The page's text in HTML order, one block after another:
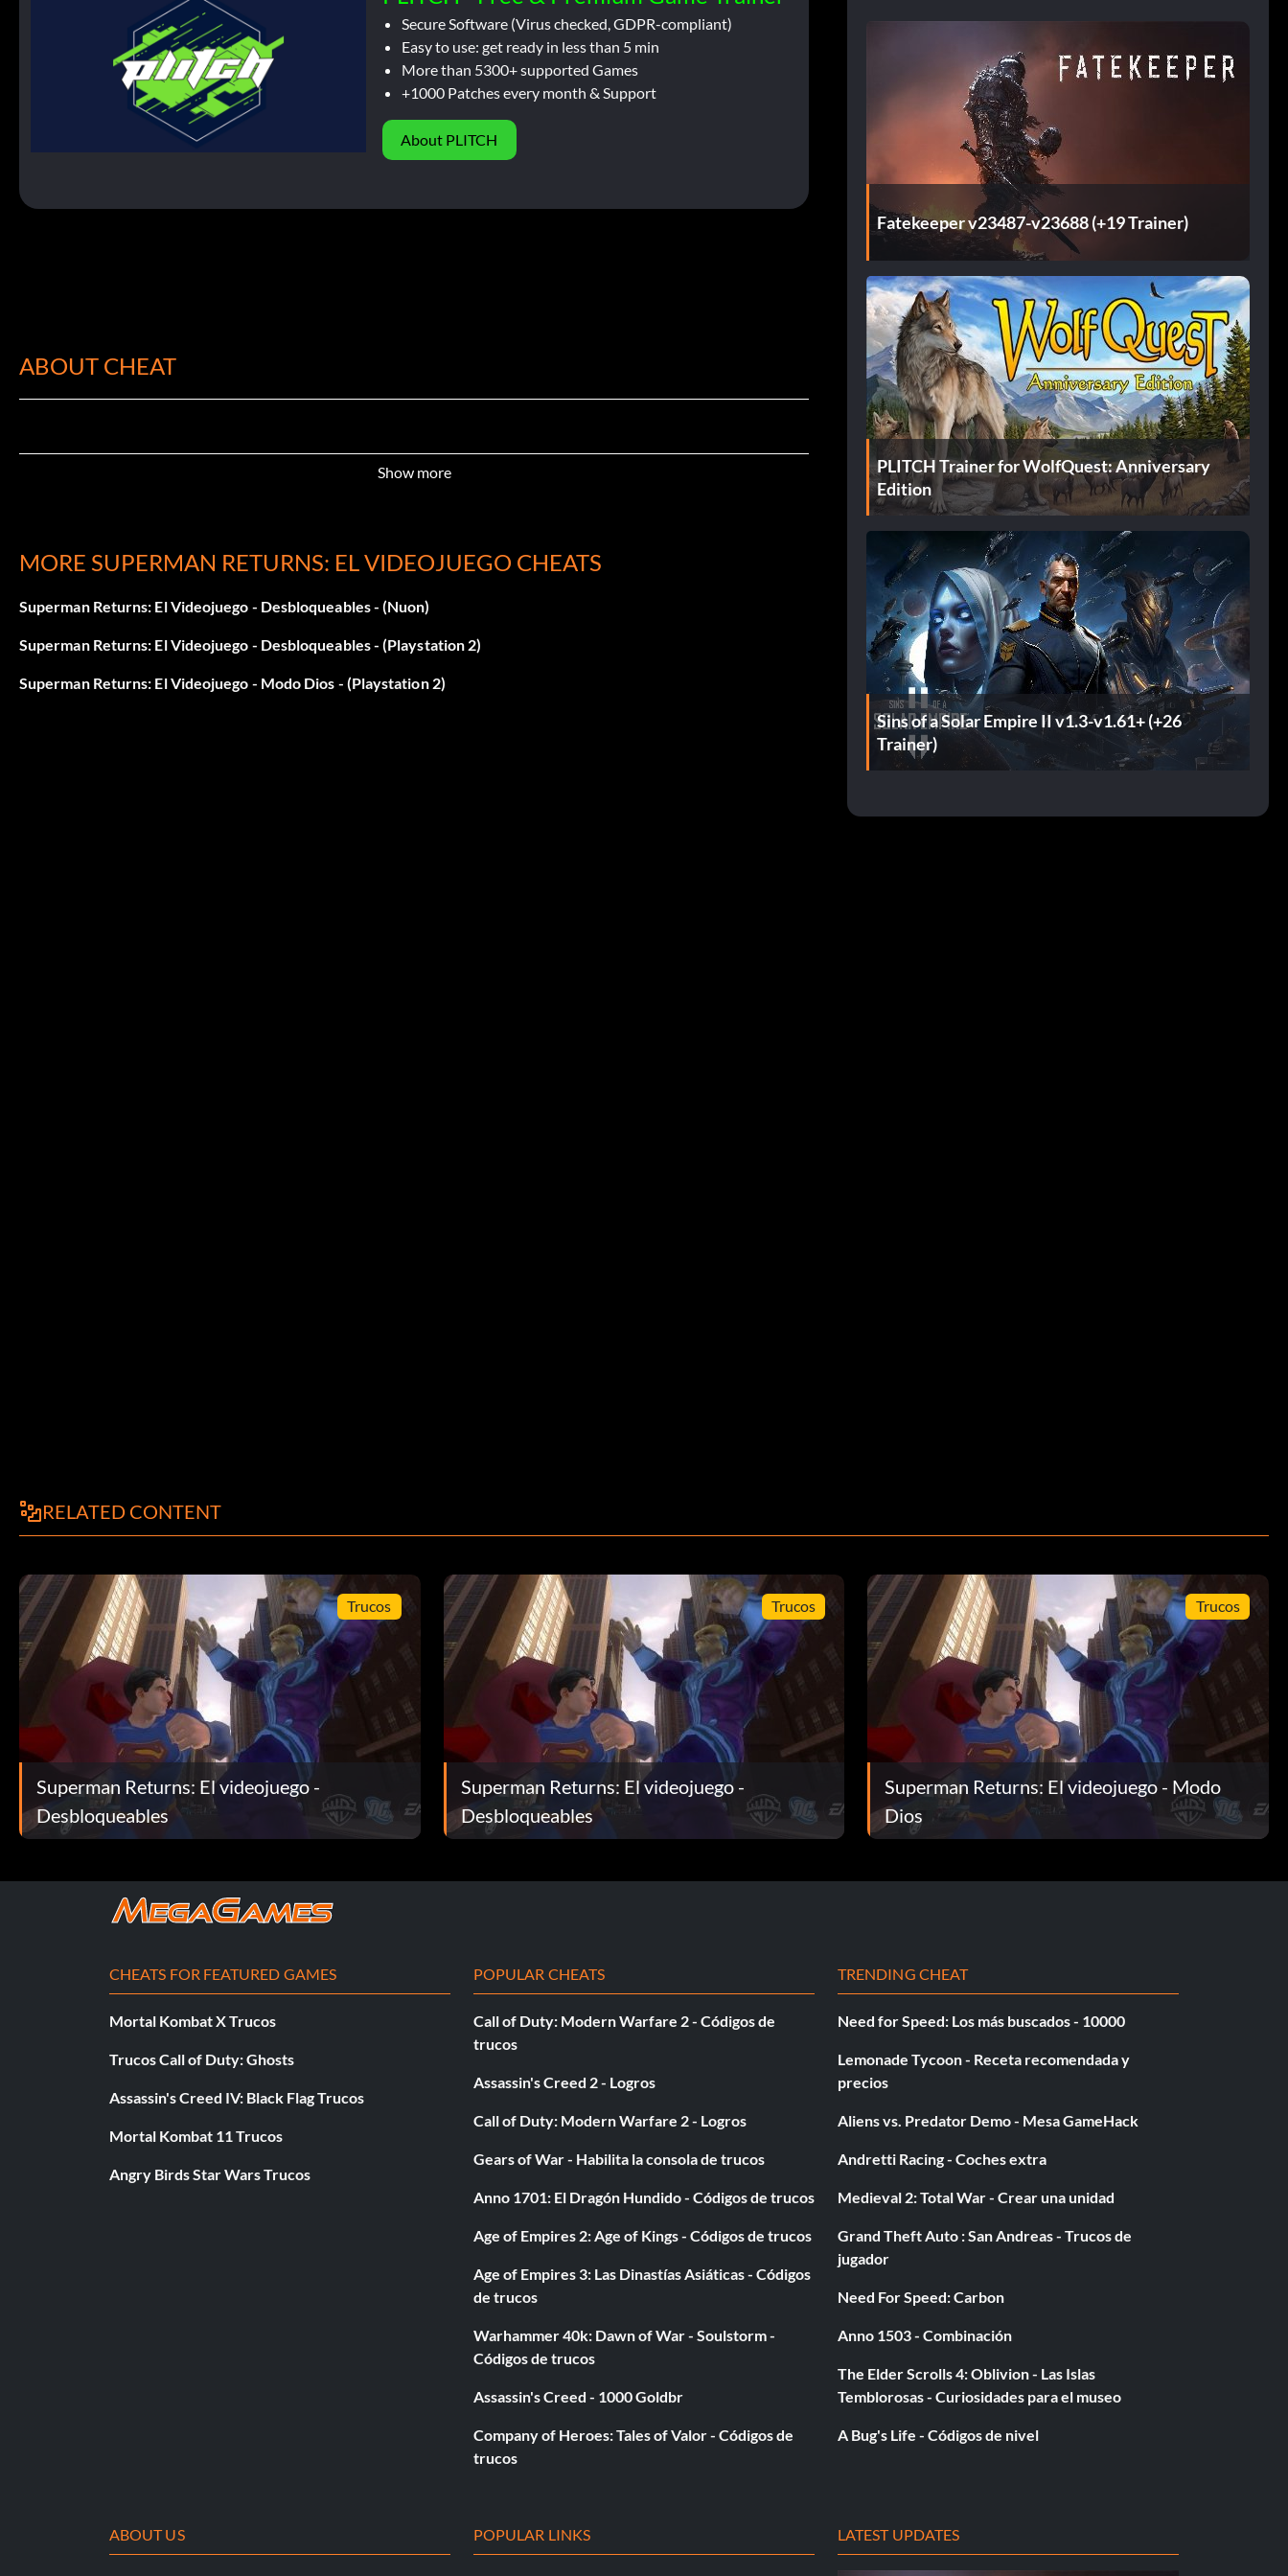
Secure Software (Virus checked, GDPR-compliant)
Easy to use: get ready in less than 5 min
More than 5300+ supported Games
+1000 Patches every month & Support
About PLITCH
ABOUT CHEAT
Show more
MORE SUPERMAN RETURNS: EL VIDEOJUEGO CHEATS
Superman Returns: El Videojuego - Desbloqueables - (Nuon)
Superman Returns: El Videojuego - Desbloqueables - (Playstation 2)
Superman Returns: El Videojuego - Modo Dios - (Playstation 2)
Fatekeeper v23487-v23688 (+19 Trainer)
PLITCH Trainer for WolfQuest: Anniversary
Edition
Sins of a Solar Empire II v1.3-v1.61+ (+26
Trainer)
RELATED CONTENT
Trucos
Superman Returns: El videojuego -
Desbloqueables
Trucos
Superman Returns: El videojuego -
Desbloqueables
Trucos
Superman Returns: El videojuego - Modo
Dios
CHEATS FOR FEATURED GAMES
Mortal Kombat X Trucos
Trucos Call of Duty: Ghosts
Assassin's Creed IV: Black Flag Trucos
Mortal Kombat 11 Trucos
Angry Birds Star Wars Trucos
POPULAR CHEATS
Call of Duty: Modern Warfare 2 - Códigos de
trucos
Assassin's Creed 2 - Logros
Call of Duty: Modern Warfare 2 - Logros
Gears of War - Habilita la consola de trucos
Anno 1701: El Dragón Hundido - Códigos de trucos
Age of Empires 2: Age of Kings - Códigos de trucos
Age of Empires 3: Las Dinastías Asiáticas - Códigos
de trucos
Warhammer 40k: Dawn of War - Soulstorm -
Códigos de trucos
Assassin's Creed - 1000 Goldbr
Company of Heroes: Tales of Valor - Códigos de
trucos
TRENDING CHEAT
Need for Speed: Los más buscados - 10000
Lemonade Tycoon - Receta recomendada y
precios
Aliens vs. Predator Demo - Mesa GameHack
Andretti Racing - Coches extra
Medieval 2: Total War - Crear una unidad
Grand Theft Auto : San Andreas - Trucos de
jugador
Need For Speed: Carbon
Anno 1503 - Combinación
The Elder Scrolls 4: Oblivion - Las Islas
Temblorosas - Curiosidades para el museo
A Bug's Life - Códigos de nivel
ABOUT US POPULAR LINKS LATEST UPDATES